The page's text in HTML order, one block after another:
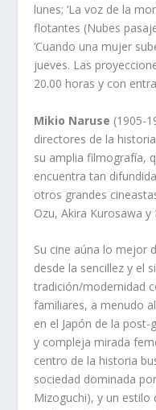
lunes; ‘La voz de la
flotantes (Nubes
‘Cuando una mujer
jueves. Las
20.00 horas y con
Mikio Naruse (1905-
directores de la
su amplia filmografía,
encuentra tan
otros grandes
Ozu, Akira Kurosawa y
Su cine aúna lo mejor
desde la sencillez y el
tradición/modernidad
familiares, a menudo
en el Japón de la
y compleja mirada
centro de la historia
sociedad dominada
Mizoguchi), y un